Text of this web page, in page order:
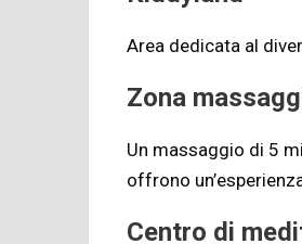
Area dedicata al
Zona
Un massaggio di 5
offrono
Centro di